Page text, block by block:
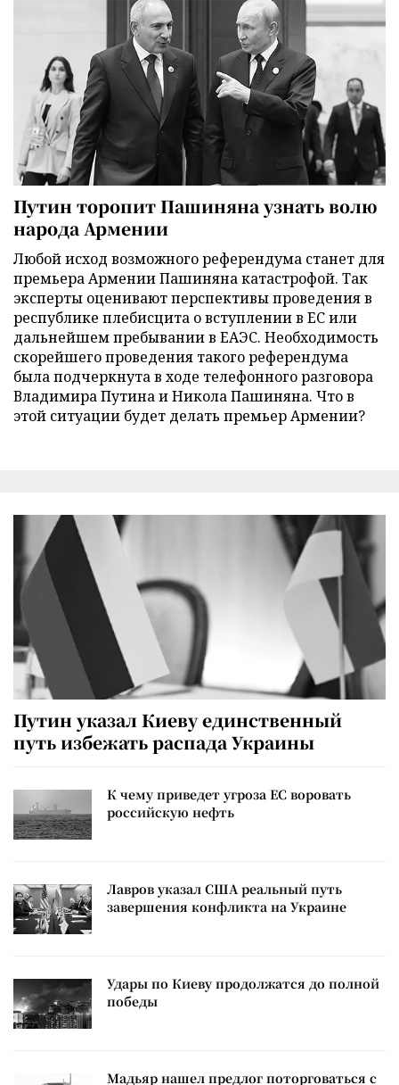
Путин торопит Пашиняна узнать волю
народа Армении
Любой исход возможного референдума станет для
премьера Армении Пашиняна катастрофой. Так
эксперты оценивают перспективы проведения в
республике плебисцита о вступлении в ЕС или
дальнейшем пребывании в ЕАЭС. Необходимость
скорейшего проведения такого референдума
была подчеркнута в ходе телефонного разговора
Владимира Путина и Никола Пашиняна. Что в
этой ситуации будет делать премьер Армении?
Путин указал Киеву единственный
путь избежать распада Украины
К чему приведет угроза ЕС воровать
российскую нефть
Лавров указал США реальный путь
завершения конфликта на Украине
Удары по Киеву продолжатся до полной
победы
Мадьяр нашел предлог поторговаться с